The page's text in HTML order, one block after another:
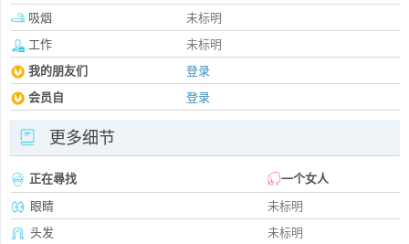
吸烟
未标明
工作
未标明
我的朋友们
登录
会员自
登录
更多细节
正在尋找
一个女人
眼睛
未标明
头发
未标明